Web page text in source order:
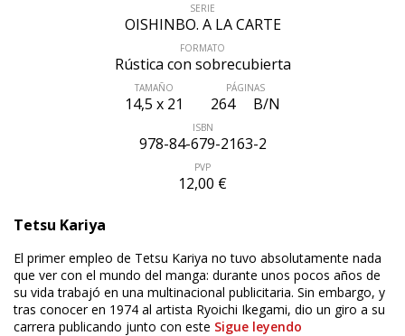
SERIE
OISHINBO. A LA CARTE
FORMATO
Rústica con sobrecubierta
TAMAÑO
14,5 x 21
PÁGINAS
264 B/N
ISBN
978-84-679-2163-2
PVP
12,00 €
Tetsu Kariya
El primer empleo de Tetsu Kariya no tuvo absolutamente nada
que ver con el mundo del manga: durante unos pocos años de
su vida trabajó en una multinacional publicitaria. Sin embargo, y
tras conocer en 1974 al artista Ryoichi Ikegami, dio un giro a su
carrera publicando junto con este Sigue leyendo